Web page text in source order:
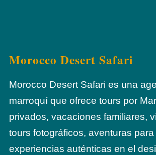
Morocco Desert Safari
Morocco Desert Safari es una
marroquí que ofrece tours por
privados, vacaciones familiares,
tours fotográficos, aventuras
experiencias auténticas en el